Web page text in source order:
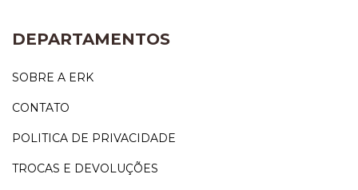
DEPARTAMENTOS
SOBRE A ERK
CONTATO
POLITICA DE PRIVACIDADE
TROCAS E DEVOLUÇÕES